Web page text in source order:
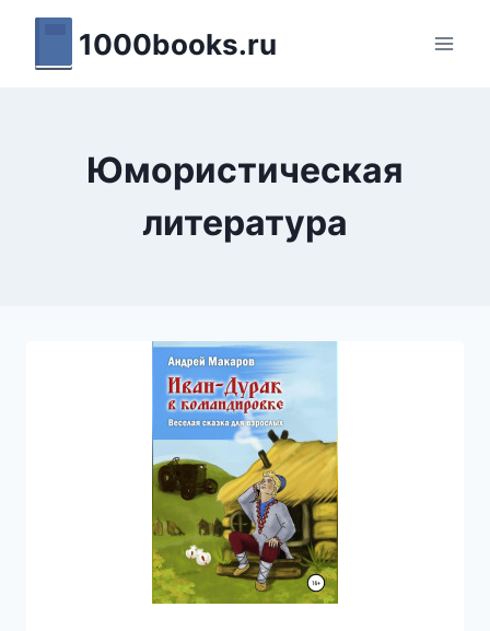
Перейти
содержимому
1000books.ru
Юмористическая
литература